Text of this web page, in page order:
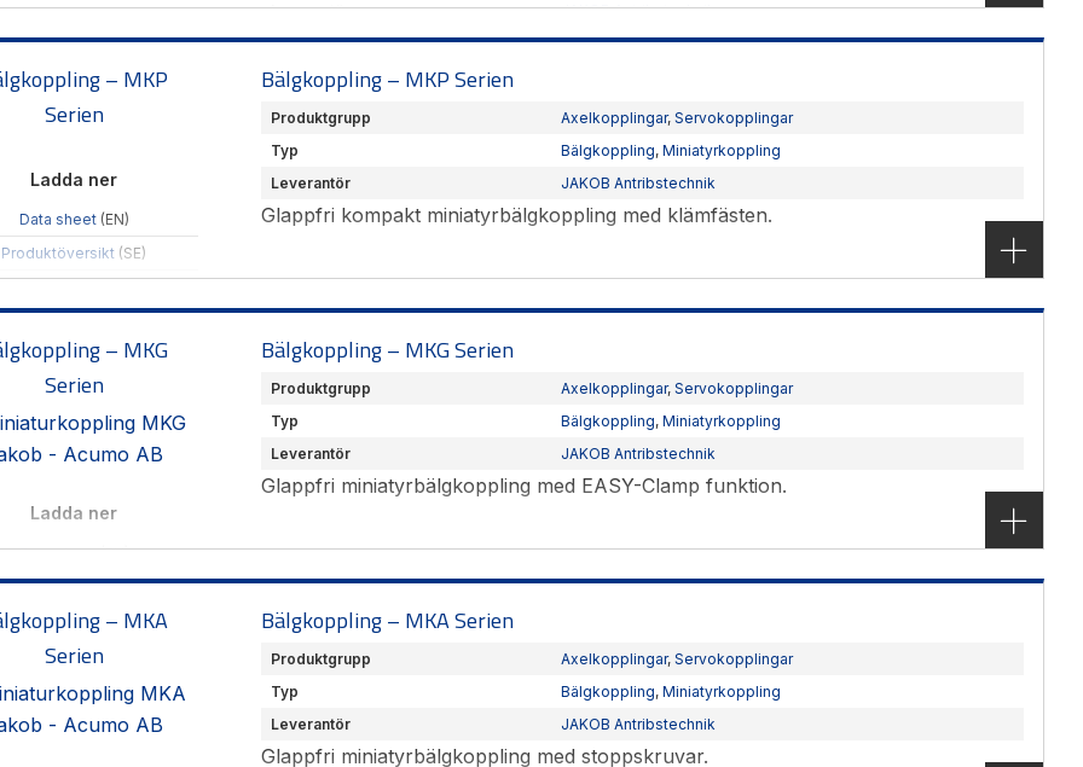
Leverantör
JAKOB Antribstechnik
– MKP
Serien
Ladda ner
Data sheet (EN)
Produktöversikt (SE)
Bälgkoppling – MKP Serien
Produktgrupp Axelkopplingar,Servokopplingar
Typ
Bälgkoppling,Miniatyrkoppling
Leverantör
JAKOB Antribstechnik
Glappfri kompakt miniatyrbälgkoppling med klämfästen.
– MKG
Serien
Ladda ner
Data sheet(EN)
Produktöversikt(SE)
Hämta CAD-filer
Bälgkoppling – MKG Serien
Produktgrupp Axelkopplingar,Servokopplingar
Typ
Bälgkoppling,Miniatyrkoppling
Leverantör
JAKOB Antribstechnik
Glappfri miniatyrbälgkoppling med EASY-Clamp funktion.
– MKA
Serien
Bälgkoppling – MKA Serien
Produktgrupp Axelkopplingar,Servokopplingar
Typ
Bälgkoppling,Miniatyrkoppling
Leverantör
JAKOB Antribstechnik
Glappfri miniatyrbälgkoppling med stoppskruvar.